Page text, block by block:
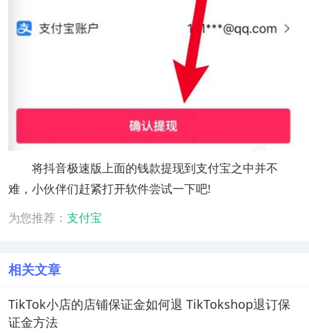
将抖音极速版上面的钱款提现到支付宝之中并不
难，小伙伴们赶紧打开软件尝试一下吧!
为您推荐： 支付宝
相关文章
TikTok小店的店铺保证金如何退 TikTokshop退订保
证金方法